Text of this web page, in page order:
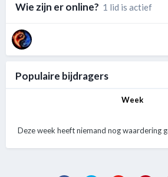
Wie zijn er online? 1 lid is actief
Populaire bijdragers
Week
Deze week heeft niemand nog waardering